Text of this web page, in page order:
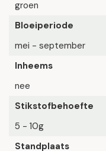
groen
Bloeiperiode
mei - september
Inheems
nee
Stikstofbehoefte
5 - 10g
Standplaats